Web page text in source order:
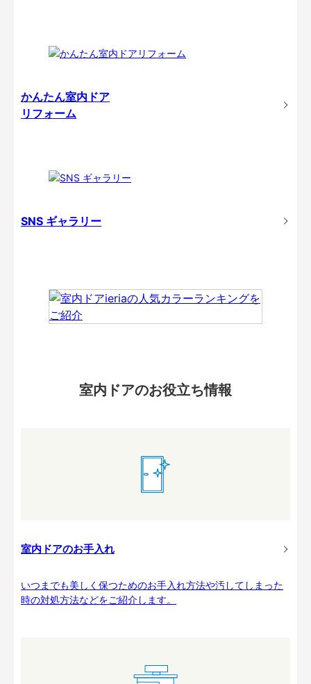
かんたん室内ドア
リフォーム
SNS ギャラリー
室内ドアのお役立ち情報
室内ドアのお手入れ
いつまでも美しく保つためのお手入れ方法や汚してしまった
時の対処方法などをご紹介します。